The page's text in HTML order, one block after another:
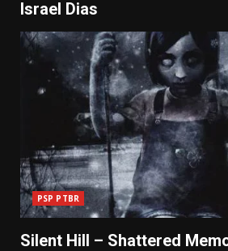
Israel Dias
PSP PTBR
Silent Hill – Shattered